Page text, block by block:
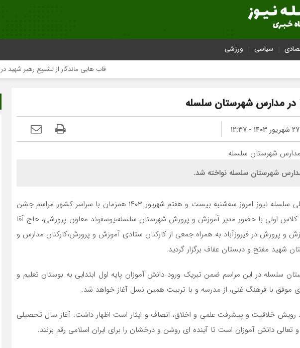
سیاسی ورزشی
قاب هایی ماندگار از تشییع رهبر شهید در تهران
مدارس شهرستان سلسله
۲۷ شهریور ۱۴۰۳ - ۱۲:۳۷
شهرستان سلسله نواخته شد.
به گزارش پایگاه خبری تحلیلی سلسله نیوز امروز سه‌شنبه بیست و هفتم شهریور ۱۴۰۳ همزمان با سراسر کشور مراسم جشن
کلاس اولی با حضور مدیر آموزش و پرورش شهرستان سلسله،یوسفوند معاون پرورشی، حاج آقا
و پرورش در فیروزآباد به همراه جمعی از کارکنان ستادی آموزش و پرورش،کارکنان مدارس و
شهید مفتح و دبستان عفاف برگزار گردید‌.
سلسله در این مراسم ضمن تبریک ورود دانش آموزان پایه اول ابتدایی به بوستان تعلیم و
موفق با فرهنگ غنی، از مدرسه و با تربیت همین نسل آغاز خواهد شد.
رویش خلاقیت و پیشرفت علمی و اخلاق، انصاف و ایثار است اظهار داشت: آغاز سال تحصیلی
دانش آموزان است تا آینده ای روشن و درخشان را برای ایران اسلامی رقم بزنند.